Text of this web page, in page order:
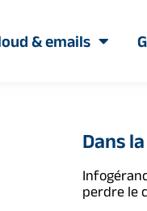
& emails
Dans
perdre le